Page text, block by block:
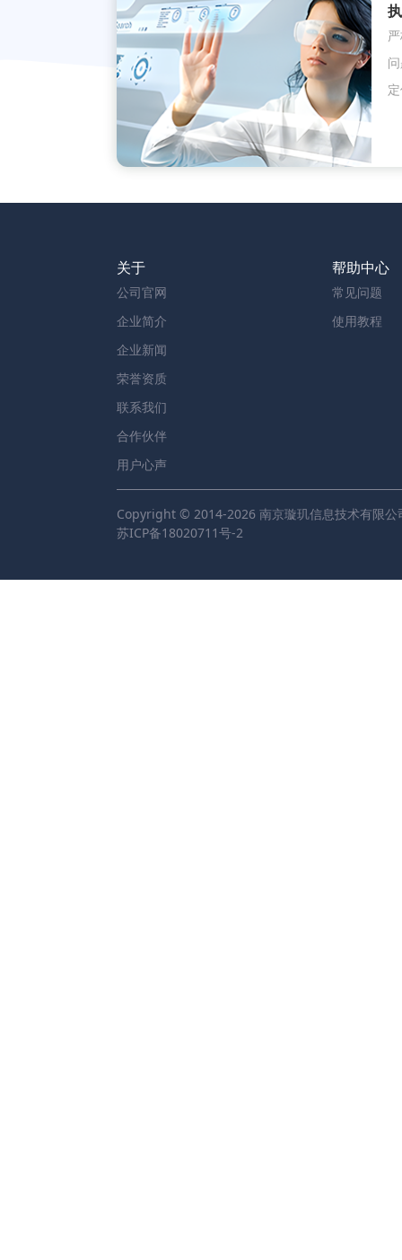
关于
公司官网
企业简介
企业新闻
荣誉资质
联系我们
合作伙伴
用户心声
帮助中心
常见问题
使用教程
Copyright © 2014-2026 南京璇玑信息技术有限公
苏ICP备18020711号-2